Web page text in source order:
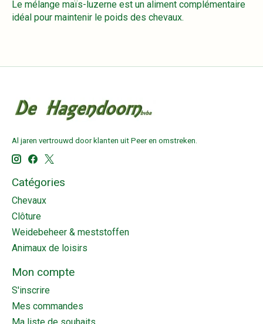
Le mélange maïs-luzerne est un aliment complémentaire
idéal pour maintenir le poids des chevaux.
Al jaren vertrouwd door klanten uit Peer en omstreken.
Catégories
Chevaux
Clôture
Weidebeheer & meststoffen
Animaux de loisirs
Mon compte
S'inscrire
Mes commandes
Ma liste de souhaits